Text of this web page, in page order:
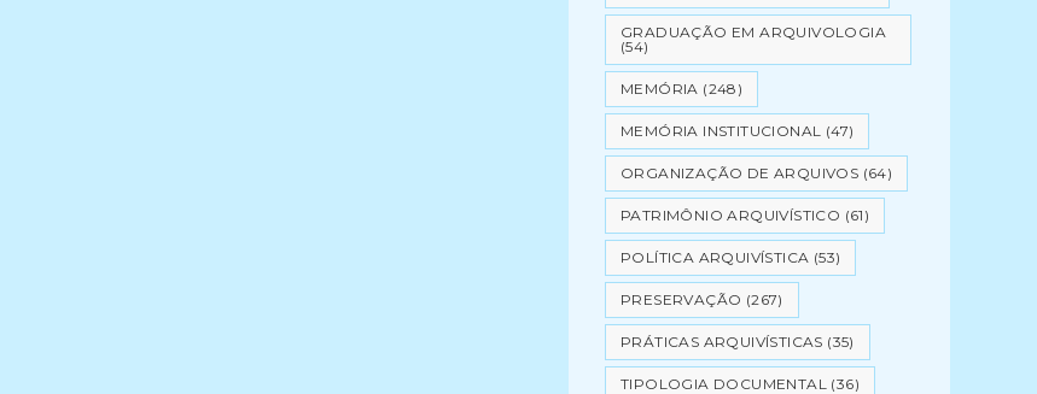
GRADUAÇÃO EM ARQUIVOLOGIA
(54)
MEMÓRIA (248)
MEMÓRIA INSTITUCIONAL (47)
ORGANIZAÇÃO DE ARQUIVOS (64)
PATRIMÔNIO ARQUIVÍSTICO (61)
POLÍTICA ARQUIVÍSTICA (53)
PRESERVAÇÃO (267)
PRÁTICAS ARQUIVÍSTICAS (35)
TIPOLOGIA DOCUMENTAL (36)